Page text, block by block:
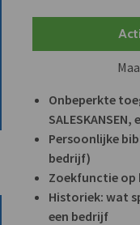
Onbeperkte
Persoonlijke
bedrijf)
Zoekfunctie op
Historiek: wat
een bedrijf